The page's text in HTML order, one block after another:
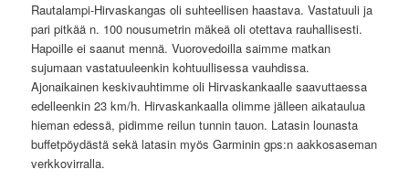
Rautalampi-Hirvaskangas oli suhteellisen haastava. Vastatuuli ja
pari pitkää n. 100 nousumetrin mäkeä oli otettava rauhallisesti.
Hapoille ei saanut mennä. Vuorovedoilla saimme matkan
sujumaan vastatuuleenkin kohtuullisessa vauhdissa.
Ajonaikainen keskivauhtimme oli Hirvaskankaalle saavuttaessa
edelleenkin 23 km/h. Hirvaskankaalla olimme jälleen aikataulua
hieman edessä, pidimme reilun tunnin tauon. Latasin lounasta
buffetpöydästä sekä latasin myös Garminin gps:n aakkosaseman
verkkovirralla.